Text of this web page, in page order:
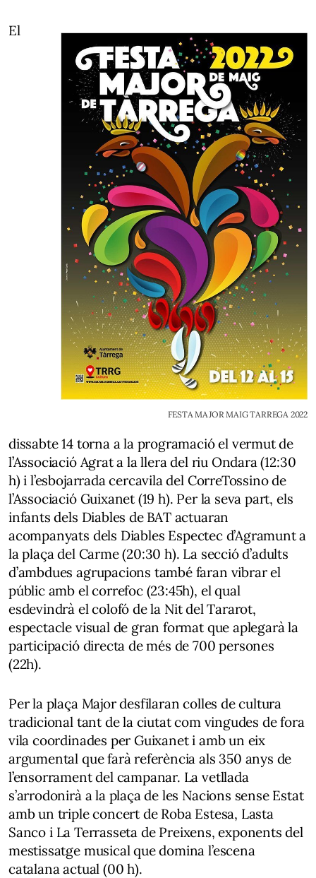
FESTA MAJOR MAIG TARREGA 2022
El
dissabte 14 torna a la programacióel vermut de
l’Associació Agrata la llera del riu Ondara (12:30
h) i l’esbojarrada cercavila del CorreTossino de
l’Associació Guixanet (19 h). Per la seva part, els
infants dels Diables de BATactuaran
acompanyats dels Diables Espectec d’Agramunta
la plaça del Carme (20:30 h). La secció d’adults
d’ambdues agrupacions també faran vibrar el
públic amb el correfoc (23:45h), el qual
esdevindrà el colofó dela Nit del Tararot,
espectacle visual de gran format que aplegarà la
participació directa de més de 700 persones
(22h).
Per la plaça Major desfilaran colles de cultura
tradicional tant de la ciutat com vingudes de fora
vila coordinades per Guixanet i amb un eix
argumental que farà referència als 350 anys de
l’ensorrament del campanar. La vetllada
s’arrodonirà a la plaça de les Nacions sense Estat
amb un triple concert de Roba Estesa, Lasta
Sanco i La Terrasseta de Preixens, exponents del
mestissatge musical que domina l’escena
catalana actual (00 h).